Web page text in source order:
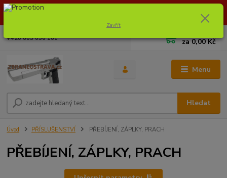
Dostupnost zboží si ověřte na info@zbraneostrava.cz nebo tel.
Menu
Hledat
+420 605 056 161 za0,00 Kč
Úvod PŘÍSLUŠENSTVÍ PŘEBÍJENÍ, ZÁPLKY, PRACH
PŘEBÍJENÍ, ZÁPLKY, PRACH
Zavřít